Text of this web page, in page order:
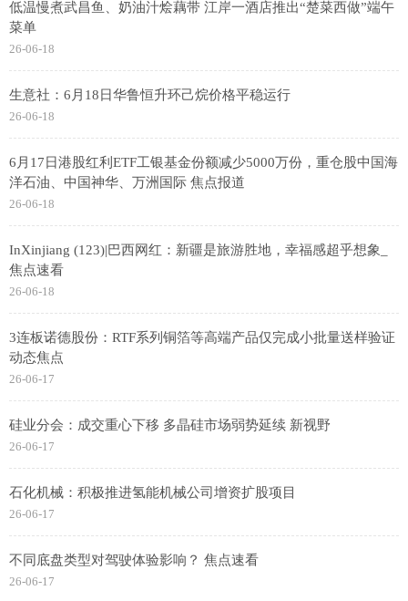
低温慢煮武昌鱼、奶油汁烩藕带 江岸一酒店推出“楚菜西做”端午
菜单
26-06-18
生意社：6月18日华鲁恒升环己烷价格平稳运行
26-06-18
6月17日港股红利ETF工银基金份额减少5000万份，重仓股中国海
洋石油、中国神华、万洲国际 焦点报道
26-06-18
InXinjiang (123)|巴西网红：新疆是旅游胜地，幸福感超乎想象_
焦点速看
26-06-18
3连板诺德股份：RTF系列铜箔等高端产品仅完成小批量送样验证
动态焦点
26-06-17
硅业分会：成交重心下移 多晶硅市场弱势延续 新视野
26-06-17
石化机械：积极推进氢能机械公司增资扩股项目
26-06-17
不同底盘类型对驾驶体验影响？ 焦点速看
26-06-17